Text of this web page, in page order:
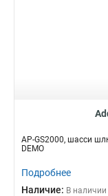
AP-GS2000, шасси
DEMO
Подробнее
Наличие: В наличии